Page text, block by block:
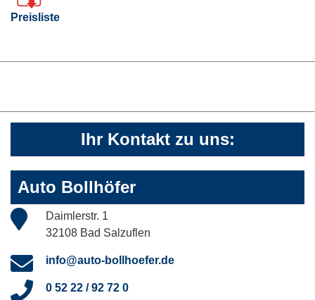
Preisliste
Ihr Kontakt zu uns:
Auto Bollhöfer
Daimlerstr. 1
32108 Bad Salzuflen
info@auto-bollhoefer.de
0 52 22 / 92 72 0